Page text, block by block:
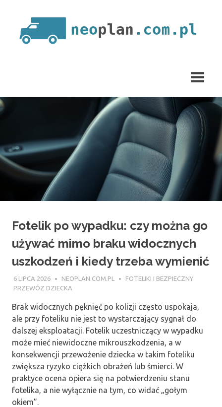
content
Fotelik po wypadku: czy można go
używać mimo braku widocznych
uszkodzeń i kiedy trzeba wymienić
6 LIPCA 2026 NEOPLAN.COM.PL
FOTELIKI I BEZPIECZNY
PRZEWÓZ DZIECKA
Brak widocznych pęknięć po kolizji często uspokaja,
ale przy foteliku nie jest to wystarczający sygnał do
dalszej eksploatacji. Fotelik uczestniczący w wypadku
może mieć niewidoczne mikrouszkodzenia, a w
konsekwencji przewożenie dziecka w takim foteliku
zwiększa ryzyko ciężkich obrażeń lub śmierci. W
praktyce ocena opiera się na potwierdzeniu stanu
fotelika, a nie wyłącznie na tym, co widać „gołym
okiem”.